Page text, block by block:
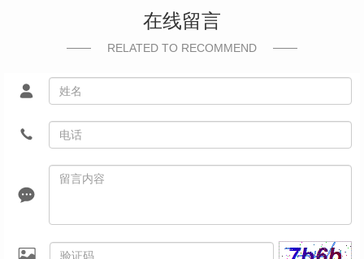
在线留言
RELATED TO RECOMMEND